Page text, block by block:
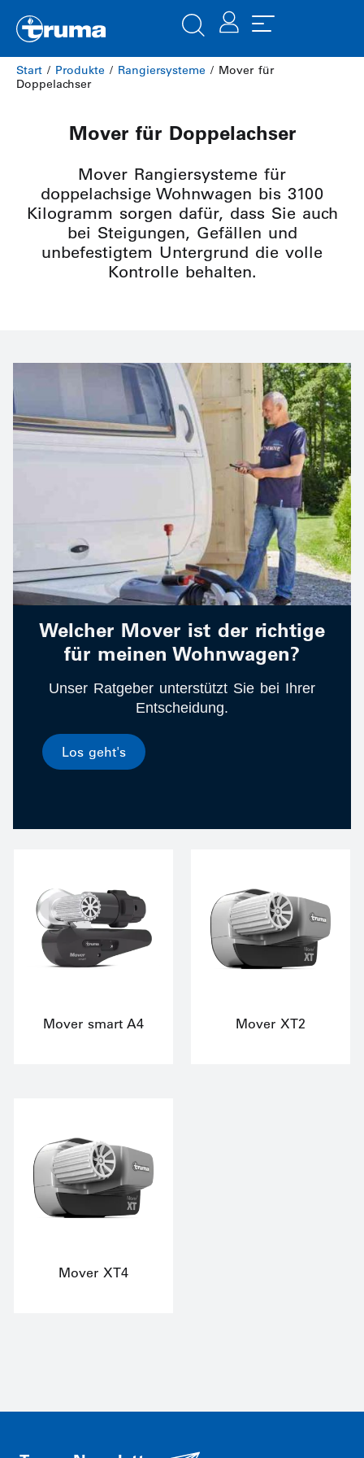
Start / Produkte / Rangiersysteme / Mover für
Doppelachser
Mover für Doppelachser
Mover Rangiersysteme für
doppelachsige Wohnwagen bis 3100
Kilogramm sorgen dafür, dass Sie auch
bei Steigungen, Gefällen und
unbefestigtem Untergrund die volle
Kontrolle behalten.
Welcher Mover ist der richtige
für meinen Wohnwagen?
Unser Ratgeber unterstützt Sie bei Ihrer
Entscheidung.
Los geht's
Mover smart A4 Mover XT2
Mover XT4